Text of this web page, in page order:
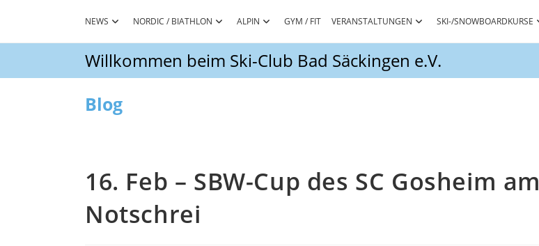
NEWS NORDIC / BIATHLON ALPIN GYM / FIT VERANSTALTUNGEN SKI-/SNOWBOARDKURSE
Willkommen beim Ski-Club Bad Säckingen e.V.
Blog
16. Feb – SBW-Cup des SC Gosheim am
Notschrei